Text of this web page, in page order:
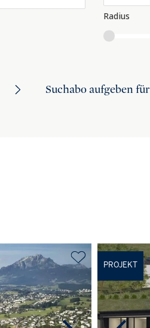
Radius
Suchabo aufgeben
PROJEKT